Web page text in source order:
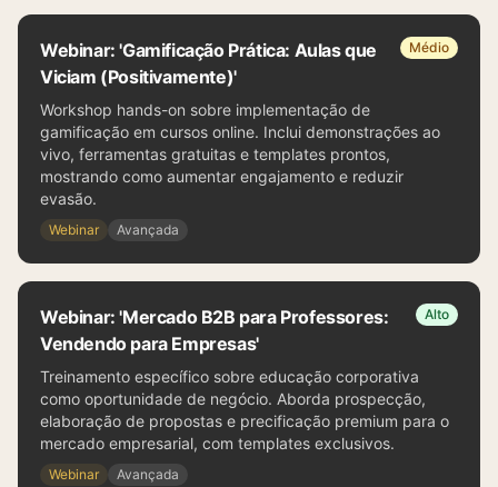
Webinar: 'Gamificação Prática: Aulas que
Viciam (Positivamente)'
Médio
Workshop hands-on sobre implementação de
gamificação em cursos online. Inclui demonstrações ao
vivo, ferramentas gratuitas e templates prontos,
mostrando como aumentar engajamento e reduzir
evasão.
Webinar Avançada
Webinar: 'Mercado B2B para Professores:
Vendendo para Empresas'
Alto
Treinamento específico sobre educação corporativa
como oportunidade de negócio. Aborda prospecção,
elaboração de propostas e precificação premium para o
mercado empresarial, com templates exclusivos.
Webinar Avançada